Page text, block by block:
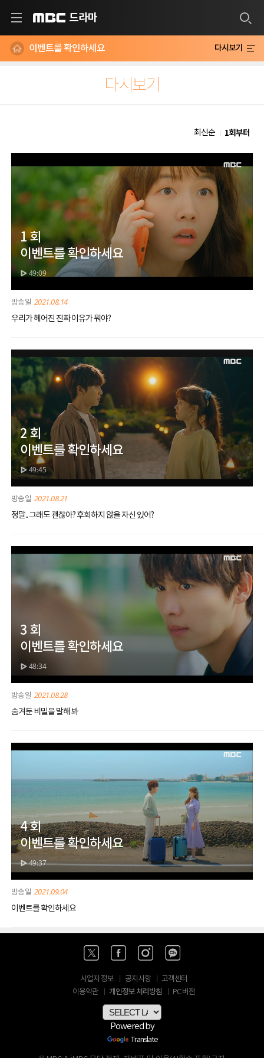
드라마
이벤트를 확인하세요 다시보기
다시보기
최신순 1회부터
1 회
이벤트를 확인하세요
49:09
2021.08.14
우리가 헤어진 진짜 이유가 뭐야?
2 회
이벤트를 확인하세요
49:45
2021.08.21
정말.. 그래도 괜찮아? 후회하지 않을 자신 있어?
3 회
이벤트를 확인하세요
48:34
2021.08.28
숨겨둔 비밀을 말해 봐
4 회
이벤트를 확인하세요
49:37
2021.09.04
이벤트를 확인하세요
사업자 정보 공지사항
고객센터
이용약관
개인정보 처리방침 PC 버전
Powered by
Translate